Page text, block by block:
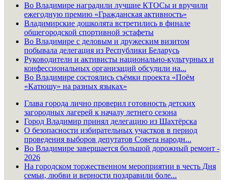
Во Владимире наградили лучшие КТОСы и вручили
ежегодную премию «Гражданская активность»
Владимирские дошколята встретились в финале
общегородской спортивной эстафеты
Во Владимире с деловым и дружеским визитом
побывала делегация из Республики Беларусь
Руководители и активисты национально-культурных и
конфессиональных организаций обсудили на...
Во Владимире состоялись съёмки проекта «Поём
«Катюшу» на разных языках»
Глава города лично проверил готовность детских
загородных лагерей к началу летнего сезона
Город Владимир принял делегацию из Шахтёрска
О безопасности избирательных участков в период
проведения выборов депутатов Совета народн...
Во Владимире завершается большой дорожный ремонт -
2026
На городском торжественном мероприятии в честь Дня
семьи, любви и верности поздравили боле...